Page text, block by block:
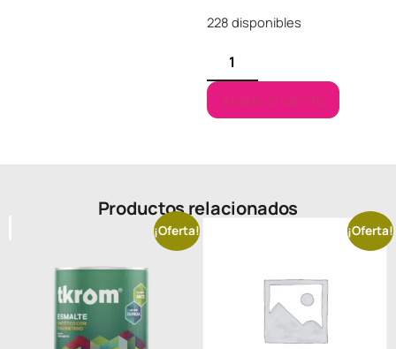
228 disponibles
Añadir al carrito
Productos relacionados
¡Oferta! ¡Oferta!